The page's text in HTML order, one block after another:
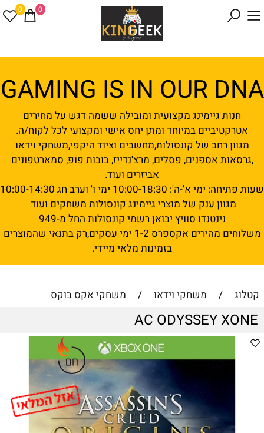
0 0
GAMING IS IN OUR DNA
חנות גיימינג מקצועית ומובילה ששמה דגש על מחירים
אטרקטיביים במיוחד ומתן יחס אישי ומקצועי לכל לקוח/ה.
מגוון רחב של קונסולות,מחשבים וציוד היקפי,משחקי וידאו
,גרסאות אספנים, פסלים, מרצ'נדייז, בובות פופ, סמארטפונים
אביזרים ועוד.
שעות פתיחה: ימי א'-ה': 10:00-18:30 ימי ו' וערב חג 10:00-14:30
מגוון ענק של מוצרי גיימינג קונסולות משחקים ועוד
נינטנדו סוויץ יבואן רשמי קונסולות החל מ-949
משלוחים מהירים אקספרס 1-2 ימי עסקים,רק בתנאי שהמוצרים
בזמינות מלאי מיידי.
קטלוג / משחקי וידאו / משחקי אקס בוקס
AC ODYSSEY XONE